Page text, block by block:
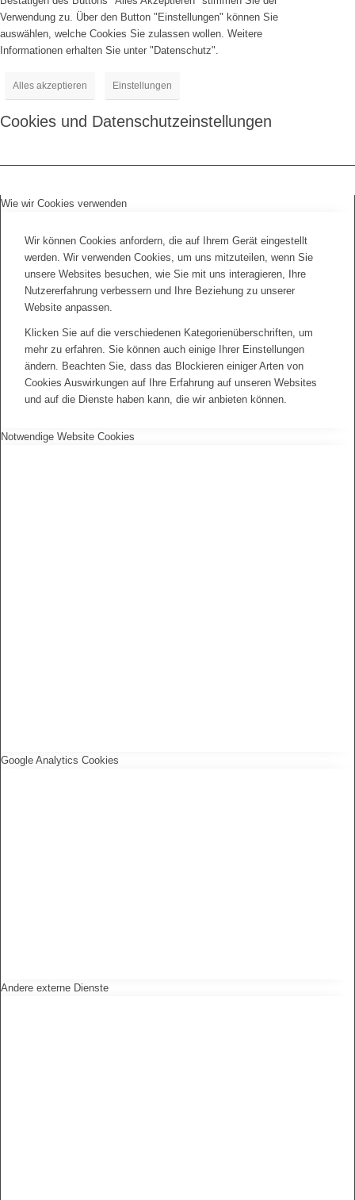
Verwendung zu. Über den Button "Einstellungen" können Sie
auswählen, welche Cookies Sie zulassen wollen. Weitere
Informationen erhalten Sie unter "Datenschutz".
Alles akzeptieren Einstellungen
Cookies und Datenschutzeinstellungen
Wie wir Cookies verwenden
Wir können Cookies anfordern, die auf Ihrem Gerät eingestellt
werden. Wir verwenden Cookies, um uns mitzuteilen, wenn Sie
unsere Websites besuchen, wie Sie mit uns interagieren, Ihre
Nutzererfahrung verbessern und Ihre Beziehung zu unserer
Website anpassen.
Klicken Sie auf die verschiedenen Kategorienüberschriften, um
mehr zu erfahren. Sie können auch einige Ihrer Einstellungen
ändern. Beachten Sie, dass das Blockieren einiger Arten von
Cookies Auswirkungen auf Ihre Erfahrung auf unseren Websites
und auf die Dienste haben kann, die wir anbieten können.
Notwendige Website Cookies
Google Analytics Cookies
Andere externe Dienste